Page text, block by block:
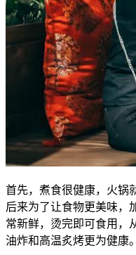
首先，煮食很健康，火锅
后来为了让食物更美味，
常新鲜，烫完即可食用，
油炸和高温炙烤更为健康。